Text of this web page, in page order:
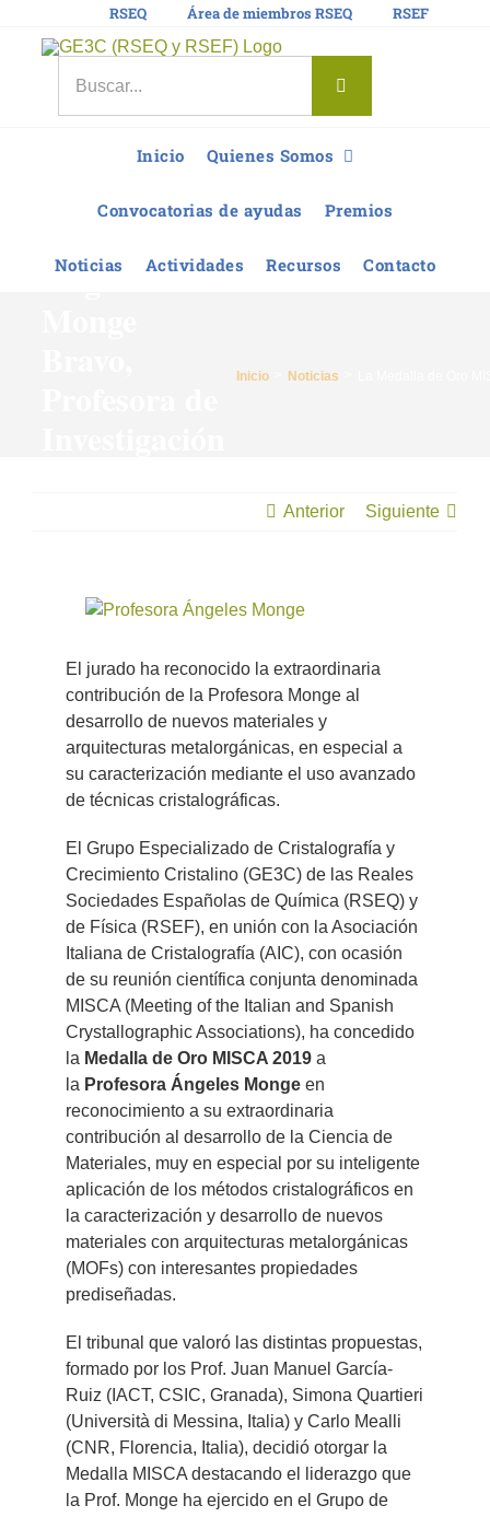
RSEQ Área de miembros RSEQ RSEF
Inicio Quienes Somos
Convocatorias de ayudas Premios
Noticias Actividades Recursos Contacto
La Medalla
de Oro
MISCA 2019
se concede a
Ángeles
de Madrid
Inicio Noticias
Anterior Siguiente
Ver
más
grande
El jurado ha reconocido la extraordinaria
contribución de la Profesora Monge al
desarrollo de nuevos materiales y
arquitecturas metalorgánicas, en especial a
su caracterización mediante el uso avanzado
de técnicas cristalográficas.
El Grupo Especializado de Cristalografía y
Crecimiento Cristalino (GE3C) de las Reales
Sociedades Españolas de Química (RSEQ) y
de Física (RSEF), en unión con la Asociación
Italiana de Cristalografía (AIC), con ocasión
de su reunión científica conjunta denominada
MISCA (Meeting of the Italian and Spanish
Crystallographic Associations), ha concedido
la Medalla de Oro MISCA 2019 a
la Profesora Ángeles Monge en
reconocimiento a su extraordinaria
contribución al desarrollo de la Ciencia de
Materiales, muy en especial por su inteligente
aplicación de los métodos cristalográficos en
la caracterización y desarrollo de nuevos
materiales con arquitecturas metalorgánicas
(MOFs) con interesantes propiedades
prediseñadas.
El tribunal que valoró las distintas propuestas,
formado por los Prof. Juan Manuel García-
Ruiz (IACT, CSIC, Granada), Simona Quartieri
(Università di Messina, Italia) y Carlo Mealli
(CNR, Florencia, Italia), decidió otorgar la
Medalla MISCA destacando el liderazgo que
la Prof. Monge ha ejercido en el Grupo de